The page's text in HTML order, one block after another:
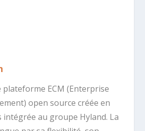
plateforme ECM (Enterprise
open source créée en
intégrée au groupe Hyland. La